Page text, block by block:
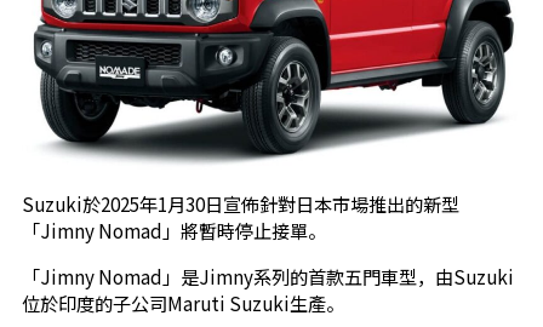
Suzuki於2025年1月30日宣佈針對日本市場推出的新型
「Jimny Nomad」將暫時停止接單。
「Jimny Nomad」是Jimny系列的首款五門車型，由Suzuki
位於印度的子公司Maruti Suzuki生產。